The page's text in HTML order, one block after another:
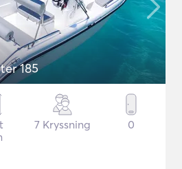
185
7 Kryssning 0